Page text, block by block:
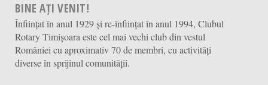
BINE AȚI VENIT!
Înființat în anul 1929 și re-înființat în anul 1994, Clubul
Rotary Timișoara este cel mai vechi club din vestul
României cu aproximativ 70 de membri, cu activități
diverse în sprijinul comunității.